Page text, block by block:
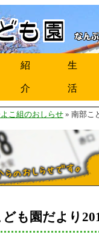
紹
介
生
活
こ組のおしらせ » 南部こ
も園だより